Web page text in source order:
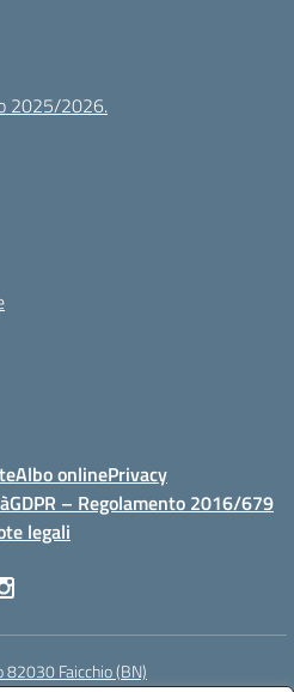
2025/2026.
Albo onlinePrivacy
GDPR – Regolamento 2016/679
legali
Faicchio (BN)